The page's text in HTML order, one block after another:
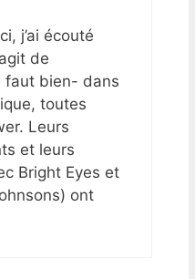
j’ai écouté
de
faut bien- dans
toutes
Leurs
et leurs
Bright Eyes et
ont